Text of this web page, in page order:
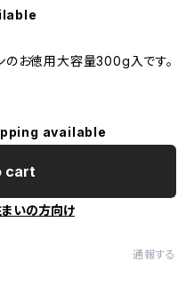
のお徳用大容量300g入です。
available
cart
いの方向け
通報する